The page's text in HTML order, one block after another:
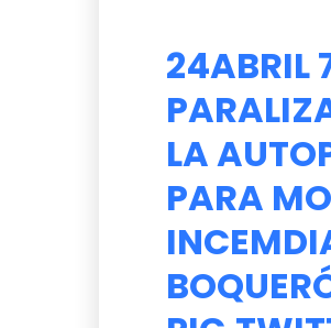
24ABRIL
LA
PARA